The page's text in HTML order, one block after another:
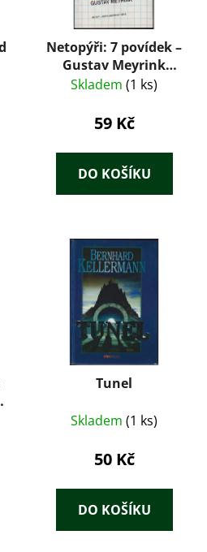
Netopýři: 7 povídek –
Gustav Meyrink
(1991)
Skladem (1 ks)
59 Kč
DO KOŠÍKU
Tunel
Skladem (1 ks)
50 Kč
DO KOŠÍKU